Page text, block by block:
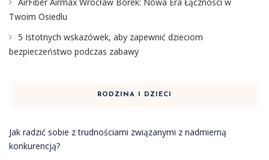
Twoim Osiedlu
5 Istotnych wskazówek, aby zapewnić dzieciom
bezpieczeństwo podczas zabawy
RODZINA I DZIECI
Jak radzić sobie z trudnościami związanymi z nadmierną
konkurencją?